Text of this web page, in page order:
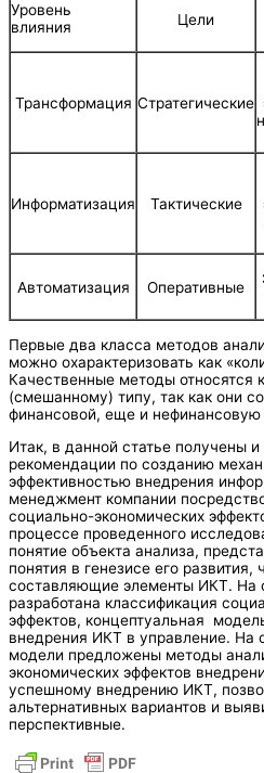
Уровень
влияния
Цели
Трансформация Стратегические
Информатизация Тактические
Автоматизация Оперативные
Первые два класса методов
можно охарактеризовать как
Качественные методы относятся
(смешанному) типу, так как они
финансовой, еще и
Итак, в данной статье получены
рекомендации по созданию
эффективностью внедрения
менеджмент компании
социально-экономических
процессе проведенного
понятие объекта анализа,
понятия в генезисе его развития,
составляющие элементы ИКТ. На
разработана классификация
эффектов, концептуальная
внедрения ИКТ в управление. На
модели предложены методы
экономических эффектов
успешному внедрению ИКТ,
альтернативных вариантов и
перспективные.